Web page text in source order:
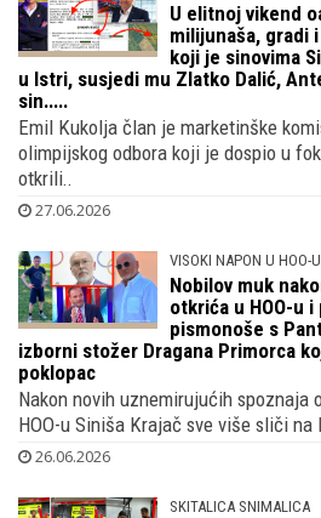
U elitnoj vikend
milijunaša, gradi
koji je sinovima
u Istri, susjedi mu Zlatko Dalić,
sin.....
Emil Kukolja član je marketinške
olimpijskog odbora koji je dospio u
otkrili..
27.06.2026
VISOKI NAPON U HOO-U
Nobilov muk
otkrića u HOO-u
pismonoše s
izborni stožer Dragana Primorca
poklopac
Nakon novih uznemirujućih spoznaja
HOO-u Siniša Krajač sve više sliči
26.06.2026
SKITALICA SNIMALICA